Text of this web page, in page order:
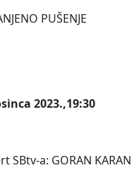
PUŠENJE
2023.,19:30
SBtv-a: GORAN KARAN